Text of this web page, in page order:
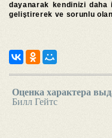
dayanarak kendinizi
geliştirerek ve sorunlu
Оценка характера
Билл Гейтс